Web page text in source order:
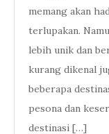
memang akan
terlupakan.
lebih unik dan
kurang dikenal
beberapa
pesona dan
destinasi […]